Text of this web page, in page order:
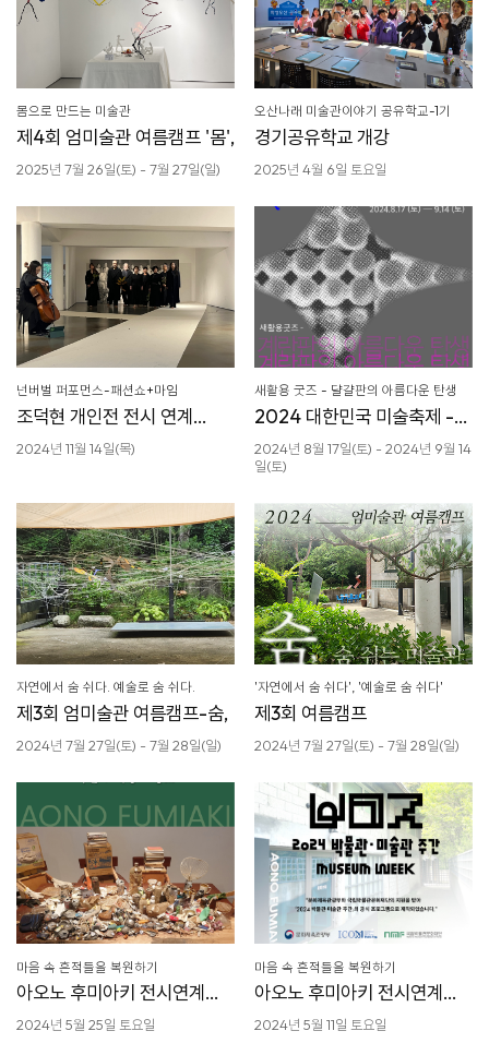
몸으로 만드는 미술관
제4회 엄미술관 여름캠프 '몸',
2025년 7월 26일(토) - 7월 27일(일)
오산나래 미술관이야기 공유학교-1기
경기공유학교 개강
2025년 4월 6일 토요일
넌버벌 퍼포먼스-패션쇼+마임
조덕현 개인전 전시 연계
패션쇼
2024년 11월 14일(목)
새활용 굿즈 - 댤걀판의 아름다운 탄생
2024 대한민국 미술축제 -
교육체험
2024년 8월 17일(토) - 2024년 9월 14
일(토)
자연에서 숨 쉬다. 예술로 숨 쉬다.
제3회 엄미술관 여름캠프-숨,
2024년 7월 27일(토) - 7월 28일(일)
'자연에서 숨 쉬다', '예술로 숨 쉬다'
제3회 여름캠프
2024년 7월 27일(토) - 7월 28일(일)
마음 속 흔적들을 복원하기
아오노 후미아키 전시연계
프로그램-3
2024년 5월 25일 토요일
마음 속 흔적들을 복원하기
아오노 후미아키 전시연계
프로그램-2
2024년 5월 11일 토요일